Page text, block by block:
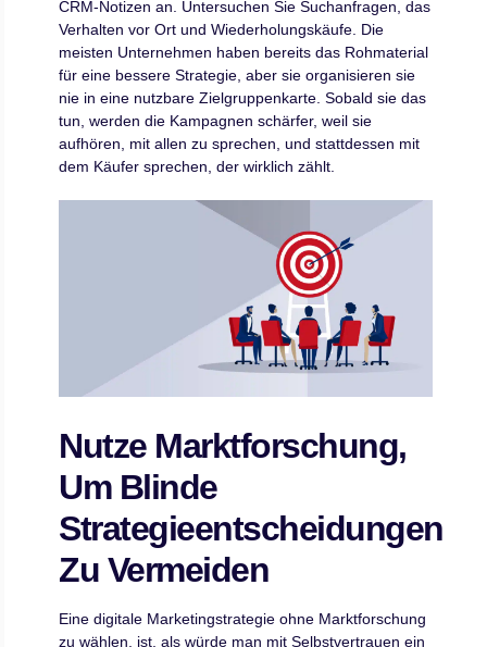
CRM-Notizen an. Untersuchen Sie Suchanfragen, das
Verhalten vor Ort und Wiederholungskäufe. Die
meisten Unternehmen haben bereits das Rohmaterial
für eine bessere Strategie, aber sie organisieren sie
nie in eine nutzbare Zielgruppenkarte. Sobald sie das
tun, werden die Kampagnen schärfer, weil sie
aufhören, mit allen zu sprechen, und stattdessen mit
dem Käufer sprechen, der wirklich zählt.
Nutze Marktforschung,
Um Blinde
Strategieentscheidungen
Zu Vermeiden
Eine digitale Marketingstrategie ohne Marktforschung
zu wählen, ist, als würde man mit Selbstvertrauen ein